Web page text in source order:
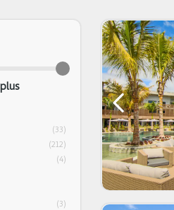
(33)
(212)
(4)
(3)